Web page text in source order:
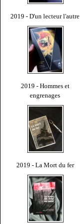
2019 - D'un lecteur l'autre
2019 - Hommes et
engrenages
2019 - La Mort du fer